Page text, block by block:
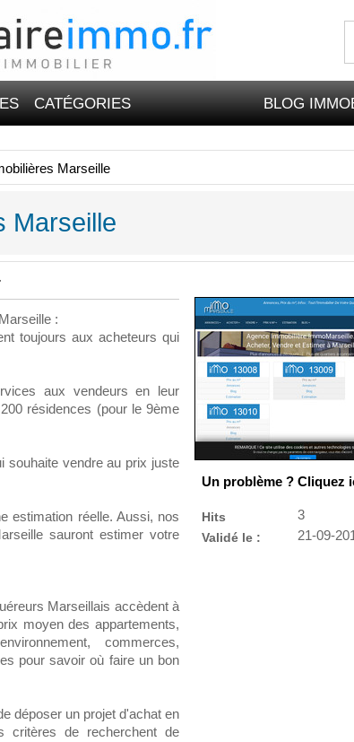
CATÉGORIES BLOG
Marseille
Marseille
:
toujours aux acheteurs qui
aux vendeurs en leur
résidences (pour le 9ème
souhaite vendre au prix juste
estimation réelle. Aussi, nos
sauront estimer votre
Marseillais accèdent à
moyen des appartements,
commerces,
pour savoir où faire un bon
déposer un projet d'achat en
critères de recherchent de
Un problème ? Cliquez
Hits
3
Validé le :
21-09-